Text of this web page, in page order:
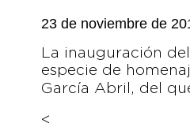
23 de noviembre de
La inauguración
especie de
García Abril, del
<